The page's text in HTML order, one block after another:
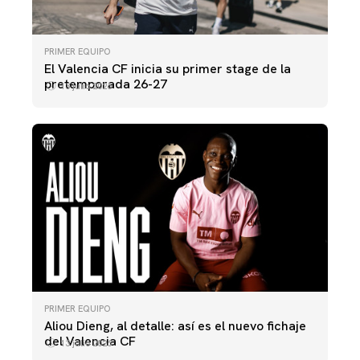
PRIMER EQUIPO
El Valencia CF inicia su primer stage de la
pretemporada 26-27
13 julio 2026
PRIMER EQUIPO
Aliou Dieng, al detalle: así es el nuevo fichaje
del Valencia CF
13 julio 2026